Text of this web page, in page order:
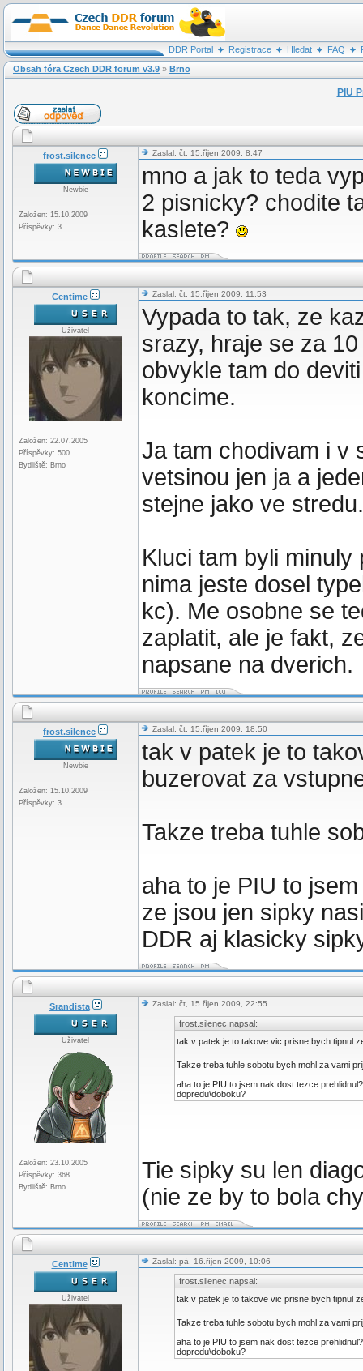
DDR Portal Registrace Hledat FAQ
Obsah fóra Czech DDR forum v3.9 » Brno
PIU
frost.silenec
Newbie
Založen: 15.10.2009
Příspěvky: 3
Zaslal: čt, 15.říjen 2009, 8:47
mno a jak to teda
2 pisnicky? chodite
kaslete?
Centime
Uživatel
Založen: 22.07.2005
Příspěvky: 500
Bydliště: Brno
Zaslal: čt, 15.říjen 2009, 11:53
Vypada to tak, ze
srazy, hraje se za
obvykle tam do
koncime.
Ja tam chodivam i v
vetsinou jen ja a
stejne jako ve stredu.
Kluci tam byli
nima jeste dosel
kc). Me osobne se
zaplatit, ale je fakt,
napsane na dverich.
frost.silenec
Newbie
Založen: 15.10.2009
Příspěvky: 3
Zaslal: čt, 15.říjen 2009, 18:50
tak v patek je to
buzerovat za
Takze treba tuhle
aha to je PIU to
ze jsou jen sipky
DDR aj klasicky
Srandista
Uživatel
Založen: 23.10.2005
Příspěvky: 368
Bydliště: Brno
Zaslal: čt, 15.říjen 2009, 22:55
frost.silenec napsal:
tak v patek je to takove vic prisne bych tipnul
Takze treba tuhle sobotu bych mohl za vami
aha to je PIU to jsem nak dost tezce
dopredu\doboku?
Tie sipky su len
(nie ze by to bola
Centime
Uživatel
Zaslal: pá, 16.říjen 2009, 10:06
frost.silenec napsal:
tak v patek je to takove vic prisne bych tipnul
Takze treba tuhle sobotu bych mohl za vami
aha to je PIU to jsem nak dost tezce
dopredu\doboku?